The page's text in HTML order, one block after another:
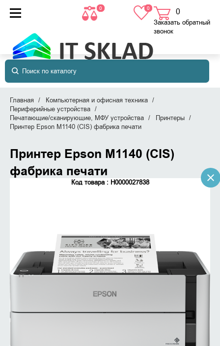
0 0 0
в корзине
Заказать обратный
звонок
Главная
Компьютерная и офисная техника
Периферийные устройства
Печатающие/сканирующие, МФУ устройства
Принтеры
Принтер Epson M1140 (CIS) фабрика печати
Принтер Epson M1140 (CIS)
фабрика печати
Код товара : Н0000027838